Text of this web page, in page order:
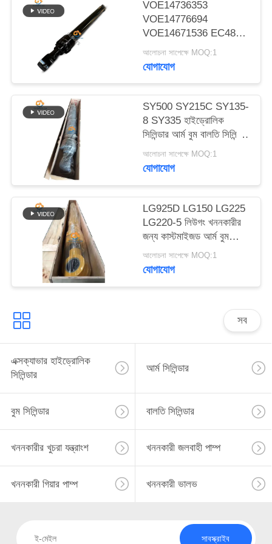
ম্যাপ
গোপনীয়তা
VOE14736353
VOE14776694
VOE14671536 EC480D
EC480E EC750E এর
জন্য আর্ম বুম বকেট
আলোচনা সাপেক্ষে MOQ:1
যোগাযোগ
SY500 SY215C SY135-
8 SY335 হাইড্রোলিক
সিলিন্ডার আর্ম বুম বালতি সিলিন্ডার
খননকারীর উপর
আলোচনা সাপেক্ষে MOQ:1
যোগাযোগ
LG925D LG150 LG225
LG220-5 লিউগং খননকারীর
জন্য কাস্টমাইজড আর্ম বুম
বালতি হাইড্রোলিক সিলিন্ডার
আলোচনা সাপেক্ষে MOQ:1
যোগাযোগ
সব
এক্সক্যাভার হাইড্রোলিক
সিলিন্ডার
আর্ম সিলিন্ডার
বুম সিলিন্ডার বালতি সিলিন্ডার
খননকারীর খুচরা যন্ত্রাংশ খননকারী জলবাহী পাম্প
খননকারী গিয়ার পাম্প খননকারী ভালভ
সাবস্ক্রাইব